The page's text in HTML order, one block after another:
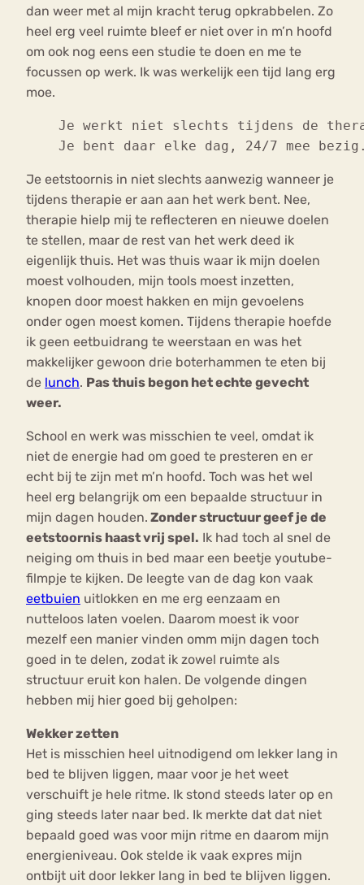
dan weer met al mijn kracht terug opkrabbelen. Zo
heel erg veel ruimte bleef er niet over in m’n hoofd
om ook nog eens een studie te doen en me te
focussen op werk. Ik was werkelijk een tijd lang erg
moe.
Je werkt niet slechts tijdens de
Je bent daar elke dag, 24/7 mee
Je eetstoornis in niet slechts aanwezig wanneer je
tijdens therapie er aan aan het werk bent. Nee,
therapie hielp mij te reflecteren en nieuwe doelen
te stellen, maar de rest van het werk deed ik
eigenlijk thuis. Het was thuis waar ik mijn doelen
moest volhouden, mijn tools moest inzetten,
knopen door moest hakken en mijn gevoelens
onder ogen moest komen. Tijdens therapie hoefde
ik geen eetbuidrang te weerstaan en was het
makkelijker gewoon drie boterhammen te eten bij
de lunch. Pas thuis begon het echte gevecht
weer.
School en werk was misschien te veel, omdat ik
niet de energie had om goed te presteren en er
echt bij te zijn met m’n hoofd. Toch was het wel
heel erg belangrijk om een bepaalde structuur in
mijn dagen houden. Zonder structuur geef je de
eetstoornis haast vrij spel. Ik had toch al snel de
neiging om thuis in bed maar een beetje youtube-
filmpje te kijken. De leegte van de dag kon vaak
eetbuien uitlokken en me erg eenzaam en
nutteloos laten voelen. Daarom moest ik voor
mezelf een manier vinden omm mijn dagen toch
goed in te delen, zodat ik zowel ruimte als
structuur eruit kon halen. De volgende dingen
hebben mij hier goed bij geholpen:
Wekker zetten
Het is misschien heel uitnodigend om lekker lang in
bed te blijven liggen, maar voor je het weet
verschuift je hele ritme. Ik stond steeds later op en
ging steeds later naar bed. Ik merkte dat dat niet
bepaald goed was voor mijn ritme en daarom mijn
energieniveau. Ook stelde ik vaak expres mijn
ontbijt uit door lekker lang in bed te blijven liggen.